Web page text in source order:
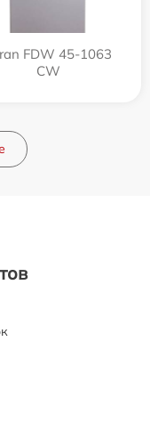
FDW 45-1063
CW